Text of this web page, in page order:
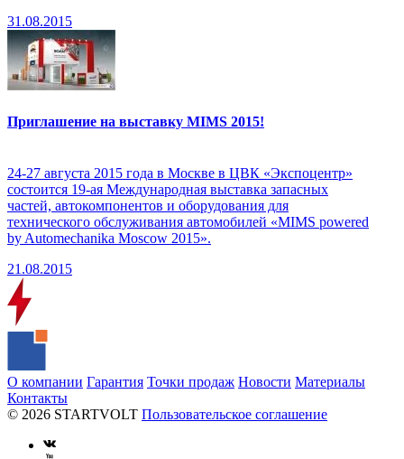
31.08.2015
Приглашение на выставку MIMS 2015!
24-27 августа 2015 года в Москве в ЦВК «Экспоцентр»
состоится 19-ая Международная выставка запасных
частей, автокомпонентов и оборудования для
технического обслуживания автомобилей «MIMS powered
by Automechanika Moscow 2015».
21.08.2015
О компании Гарантия Точки продаж Новости Материалы
Контакты
© 2026 STARTVOLT Пользовательское соглашение